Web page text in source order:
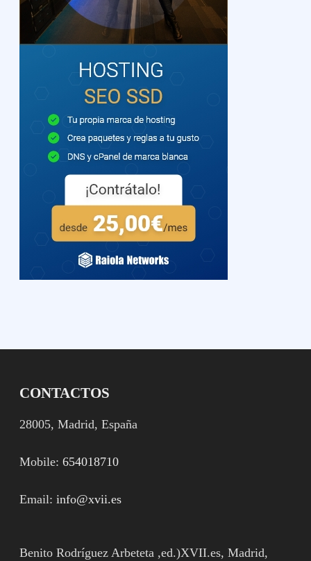
CONTACTOS
28005, Madrid, España
Mobile:654018710
Email:info@xvii.es
Benito Rodríguez Arbeteta ,ed.)XVII.es, Madrid,